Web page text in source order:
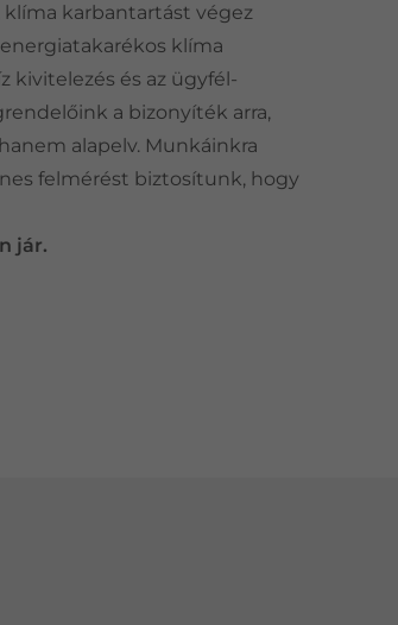
klíma karbantartást végez
klíma
kivitelezés és az ügyfél-
a bizonyíték arra,
alapelv. Munkáinkra
felmérést biztosítunk, hogy
jár.